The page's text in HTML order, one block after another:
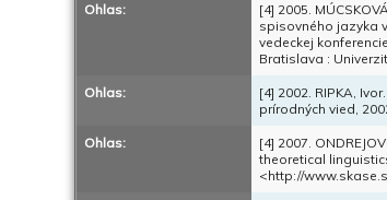
Ohlas:
[4] 2005.
spisovného jazyka
vedeckej
Bratislava :
Ohlas:
[4] 2002. RIPKA,
prírodných vied,
Ohlas:
[4] 2007.
theoretical
<http://